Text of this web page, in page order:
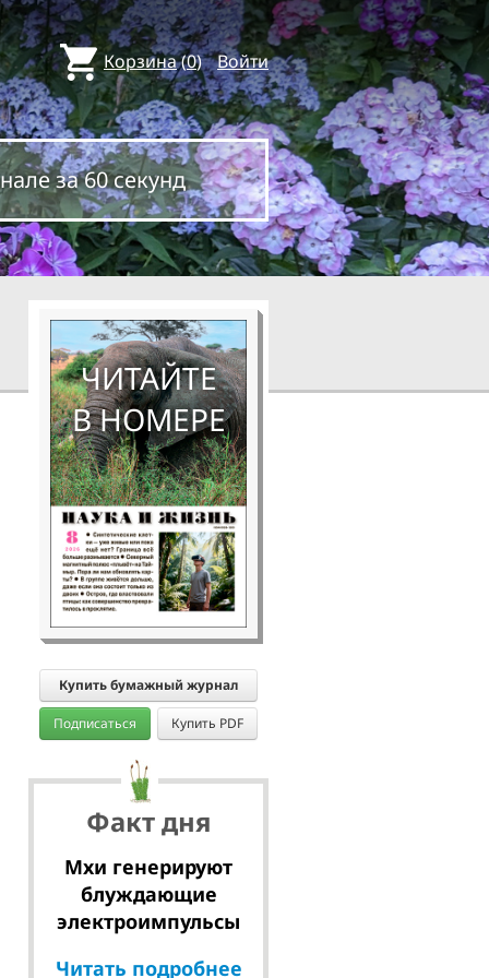
Корзина(0) Войти
за 60 секунд
ЧИТАЙТЕ
В НОМЕРЕ
Купить бумажный журнал
Подписаться Купить PDF
Факт дня
Мхи генерируют
блуждающие
электроимпульсы
Читать подробнее